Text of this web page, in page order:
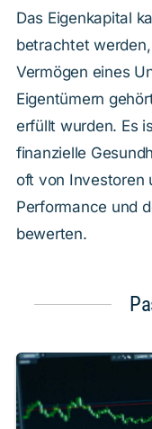
Das Eigenkapital
betrachtet
Vermögen eines
Eigentümern
erfüllt wurden. Es
finanzielle
oft von Investoren
Performance und
bewerten.